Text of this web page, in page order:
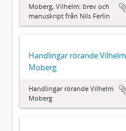
Moberg, Vilhelm: brev och
manuskript från Nils Ferlin
Handlingar rörande Vilhelm
Moberg
Handlingar rörande Vilhelm
Moberg